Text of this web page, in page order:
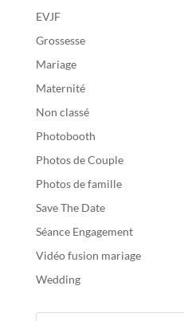
EVJF
Grossesse
Mariage
Maternité
Non classé
Photobooth
Photos de Couple
Photos de famille
Save The Date
Séance Engagement
Vidéo fusion mariage
Wedding